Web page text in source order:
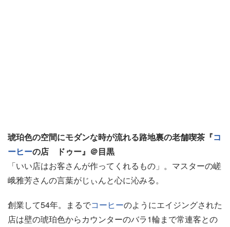
琥珀色の空間にモダンな時が流れる路地裏の老舗喫茶『コ
ーヒーの店 ドゥー』＠目黒
「いい店はお客さんが作ってくれるもの」。マスターの嵯
峨雅芳さんの言葉がじぃんと心に沁みる。
創業して54年。まるでコーヒーのようにエイジングされた
店は壁の琥珀色からカウンターのバラ1輪まで常連客との